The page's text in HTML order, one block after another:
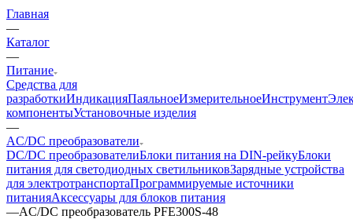
Главная
—
Каталог
—
Питание
Средства для
разработкиИндикацияПаяльноеИзмерительноеИнструмент
компонентыУстановочные изделия
—
AC/DC преобразователи
DC/DC преобразователиБлоки питания на DIN-рейкуБлоки
питания для светодиодных светильниковЗарядные устройства
для электротранспортаПрограммируемые источники
питанияАксессуары для блоков питания
—AC/DC преобразователь PFE300S-48